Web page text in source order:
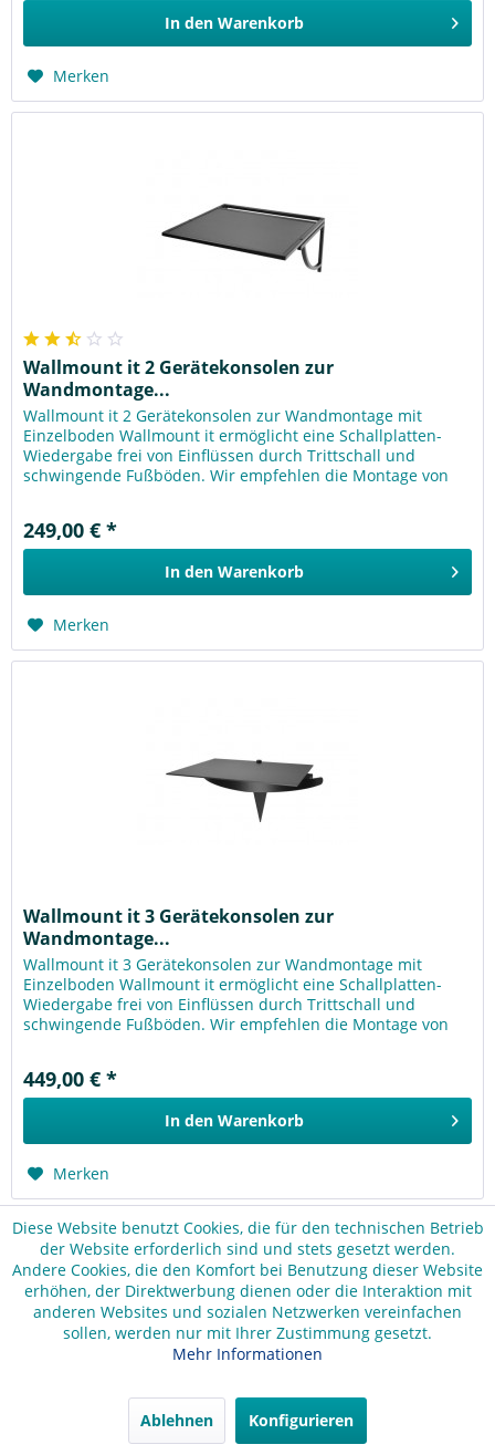
In den Warenkorb
Merken
Wallmount it 2 Gerätekonsolen zur
Wandmontage...
Wallmount it 2 Gerätekonsolen zur Wandmontage mit
Einzelboden Wallmount it ermöglicht eine Schallplatten-
Wiedergabe frei von Einflüssen durch Trittschall und
schwingende Fußböden. Wir empfehlen die Montage von
249,00 € *
In den Warenkorb
Merken
Wallmount it 3 Gerätekonsolen zur
Wandmontage...
Wallmount it 3 Gerätekonsolen zur Wandmontage mit
Einzelboden Wallmount it ermöglicht eine Schallplatten-
Wiedergabe frei von Einflüssen durch Trittschall und
schwingende Fußböden. Wir empfehlen die Montage von
449,00 € *
In den Warenkorb
Merken
Diese Website benutzt Cookies, die für den technischen Betrieb
der Website erforderlich sind und stets gesetzt werden.
Andere Cookies, die den Komfort bei Benutzung dieser Website
erhöhen, der Direktwerbung dienen oder die Interaktion mit
anderen Websites und sozialen Netzwerken vereinfachen
sollen, werden nur mit Ihrer Zustimmung gesetzt.
Mehr Informationen
Ablehnen Konfigurieren